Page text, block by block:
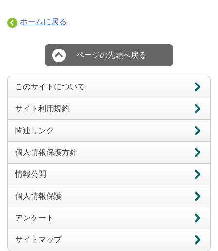
ホームに戻る
ページの先頭へ戻る
このサイトについて
サイト利用規約
関連リンク
個人情報保護方針
情報公開
個人情報保護
アンケート
サイトマップ